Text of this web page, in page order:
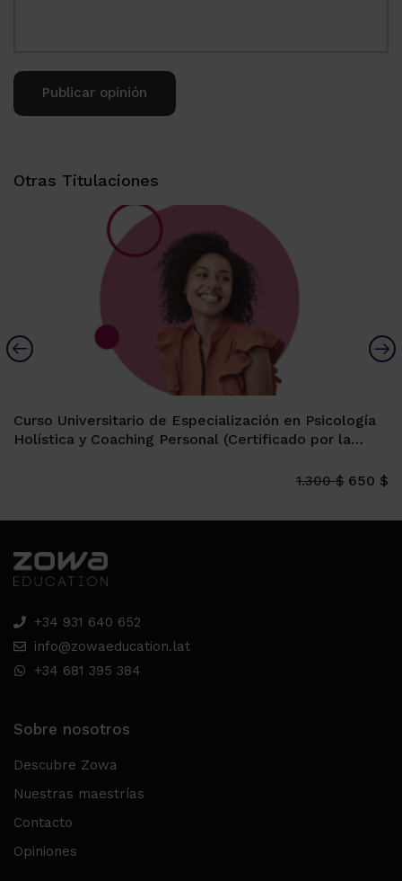
Otras Titulaciones
Curso Universitario de Especialización en Psicología
Holística y Coaching Personal (Certificado por la
1.300 $ 650 $
+34 931 640 652
info@zowaeducation.lat
+34 681 395 384
Sobre nosotros
Descubre Zowa
Nuestras maestrías
Contacto
Opiniones